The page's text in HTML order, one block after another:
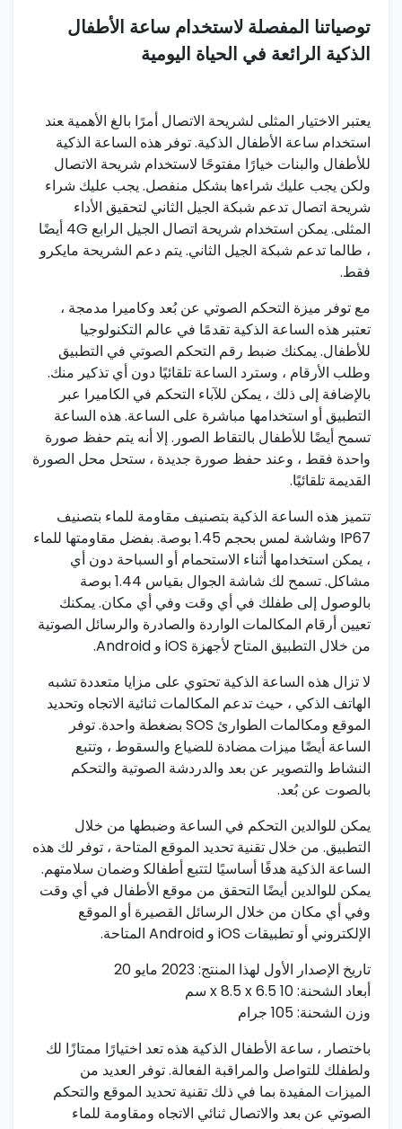
توصياتنا المفصلة لاستخدام ​ساعة الأطفال
الذكية الرائعة في الحياة اليومية
يعتبر الاختيار المثلى لشريحة الاتصال أمرًا بالغ الأهمية ‍عند
استخدام ساعة الأطفال الذكية. توفر هذه الساعة الذكية
للأطفال والبنات خيارًا⁤ مفتوحًا لاستخدام شريحة الاتصال ​
ولكن يجب عليك شراءها بشكل منفصل. يجب عليك شراء
شريحة اتصال تدعم شبكة الجيل الثاني⁣ لتحقيق الأداء
⁤المثلى.‍ يمكن استخدام شريحة اتصال الجيل الرابع 4G أيضًا⁢
، طالما ‌تدعم شبكة الجيل⁣ الثاني. يتم دعم ‌الشريحة مايكرو
فقط.
مع توفر ميزة التحكم الصوتي عن بُعد وكاميرا مدمجة ،
تعتبر هذه الساعة الذكية تقدمًا في عالم التكنولوجيا
للأطفال. يمكنك ضبط رقم التحكم الصوتي في التطبيق
وطلب الأرقام ، وسترد الساعة تلقائيًا دون أي تذكير منك.
بالإضافة إلى ذلك ، يمكن للآباء التحكم في الكاميرا‍ عبر
التطبيق‌ أو استخدامها مباشرة على الساعة. هذه الساعة
تسمح أيضًا للأطفال بالتقاط الصور. إلا أنه يتم حفظ صورة
واحدة فقط ، وعند حفظ صورة جديدة ، ستحل محل الصورة
القديمة تلقائيًا.
تتميز هذه الساعة الذكية بتصنيف مقاومة للماء بتصنيف
IP67 وشاشة لمس بحجم 1.45 بوصة. بفضل مقاومتها​ للماء⁣
، يمكن استخدامها أثناء الاستحمام أو السباحة دون أي
مشاكل. تسمح لك شاشة الجوال بقياس 1.44 بوصة
بالوصول إلى طفلك في أي وقت وفي أي مكان. يمكنك
تعيين أرقام المكالمات الواردة والصادرة والرسائل⁣ الصوتية
من خلال التطبيق المتاح لأجهزة iOS و Android.
لا تزال هذه الساعة الذكية تحتوي على مزايا متعددة​ تشبه
الهاتف‌ الذكي ، حيث تدعم المكالمات ثنائية الاتجاه ⁣وتحديد
⁤الموقع ومكالمات الطوارئ SOS بضغطة⁤ واحدة. توفر‍
الساعة أيضًا ميزات ‍مضادة للضياع والسقوط ، وتتبع⁣
النشاط ‌والتصوير عن⁤ بعد ‌والدردشة الصوتية والتحكم
بالصوت عن بُعد.
يمكن للوالدين ​التحكم في الساعة وضبطها من خلال
التطبيق. من خلال تقنية تحديد الموقع المتاحة ، توفر لك هذه
الساعة الذكية هدفًا أساسيًا لتتبع أطفالك‍ وضمان سلامتهم.‌
يمكن للوالدين أيضًا التحقق من موقع الأطفال في ⁤أي وقت
وفي أي مكان من خلال الرسائل القصيرة ‌أو الموقع
الإلكتروني أو تطبيقات iOS و Android المتاحة.
تاريخ الإصدار الأول لهذا المنتج: 2023 مايو 20
أبعاد الشحنة: 10 x 8.5 x 6.5 سم
وزن الشحنة: 105 جرام
باختصار ،‍ ساعة الأطفال الذكية هذه تعد اختيارًا⁤ ممتازًا لك
ولطفلك للتواصل والمراقبة الفعالة. توفر العديد من
الميزات المفيدة بما في ذلك تقنية تحديد الموقع والتحكم
الصوتي عن بعد والاتصال ثنائي الاتجاه⁣ ومقاومة للماء